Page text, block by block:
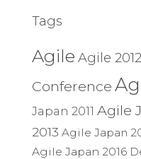
Tags
Agile Agile
Conference
Japan 2011 Agile
2013 Agile Japan
Agile Japan 2016